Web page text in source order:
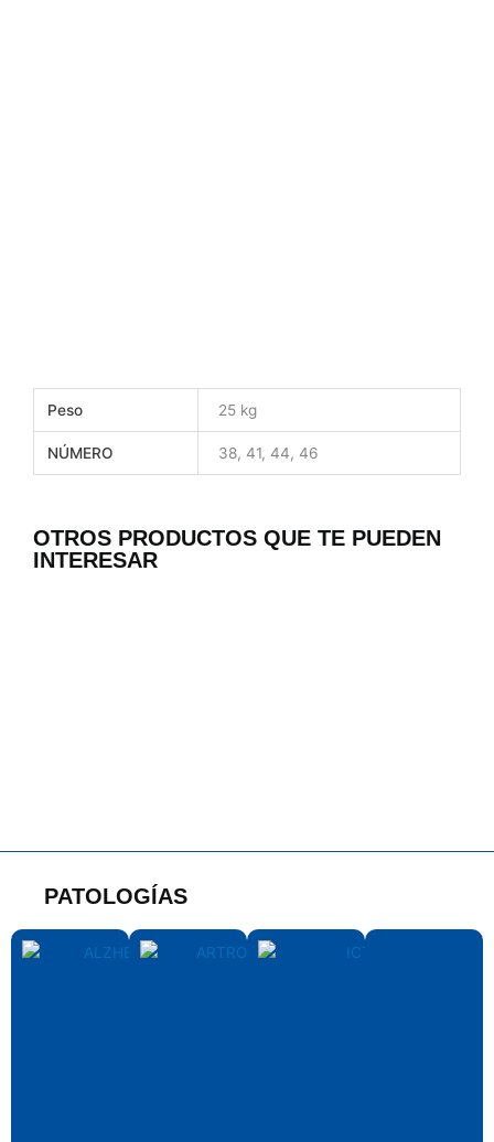
Peso 25 kg
NÚMERO 38, 41, 44, 46
OTROS PRODUCTOS QUE TE PUEDEN
INTERESAR
PATOLOGÍAS